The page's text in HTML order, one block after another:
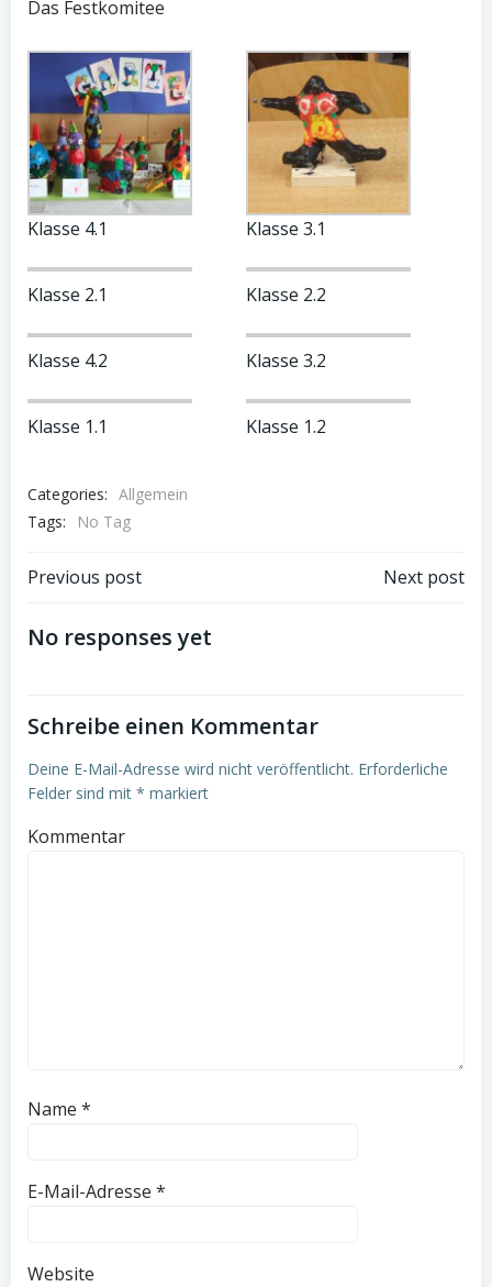
Das Festkomitee
Klasse 4.1 Klasse 3.1
Klasse 2.1 Klasse 2.2
Klasse 4.2 Klasse 3.2
Klasse 1.1 Klasse 1.2
Categories: Allgemein
Tags:
No Tag
Beitragsnavigation
Previous post Next post
No responses yet
Schreibe einen Kommentar
Deine E-Mail-Adresse wird nicht veröffentlicht. Erforderliche
Felder sind mit * markiert
Kommentar
Name *
E-Mail-Adresse *
Website